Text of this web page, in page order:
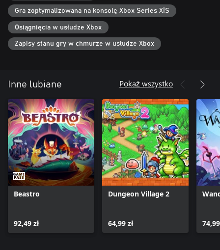
Wybierz swojego czempiona, zbierz straż miejską i broń swojego
królestwa przed niegodziwymi sąsiadami i bandziorami
Gra zoptymalizowana na konsolę Xbox Series X|S
Osiągnięcia w usłudze Xbox
Zapisy stanu gry w chmurze w usłudze Xbox
Inne lubiane Pokaż wszystko
Beastro
92,49 zł
Dungeon Village 2
64,99 zł